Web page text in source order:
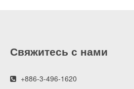
Свяжитесь с нами
+886-3-496-1620